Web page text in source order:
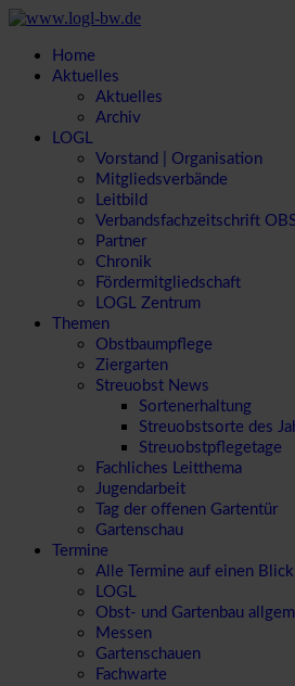
Home
Aktuelles
Aktuelles
Archiv
LOGL
Vorstand | Organisation
Mitgliedsverbände
Leitbild
Verbandsfachzeitschrift
Partner
Chronik
Fördermitgliedschaft
LOGL Zentrum
Themen
Obstbaumpflege
Ziergarten
Streuobst News
Sortenerhaltung
Streuobstsorte des
Streuobstpflegetage
Fachliches Leitthema
Jugendarbeit
Tag der offenen Gartentür
Gartenschau
Termine
Alle Termine auf einen Blick
LOGL
Obst- und Gartenbau
Messen
Gartenschauen
Fachwarte